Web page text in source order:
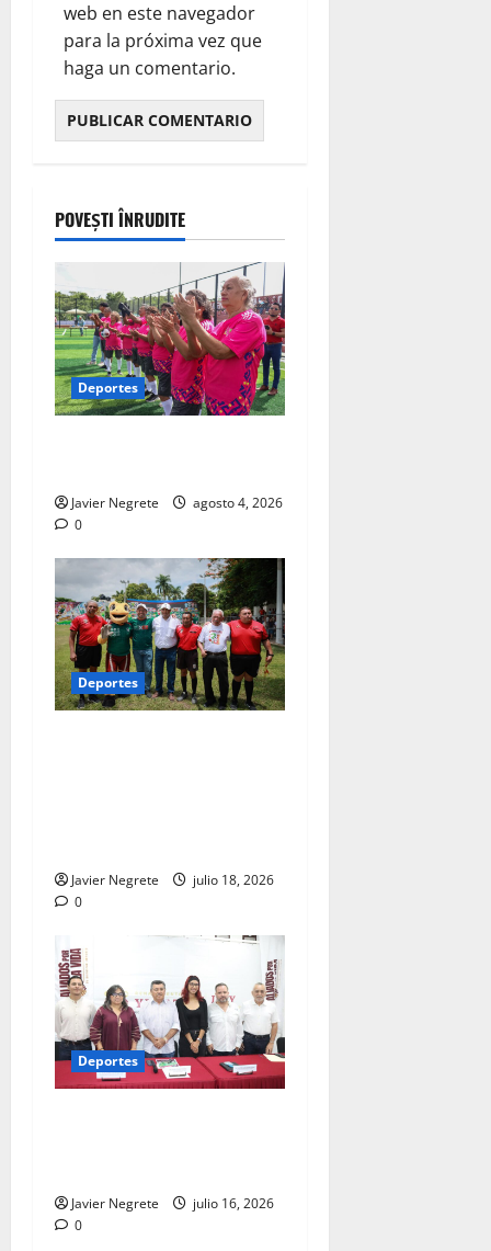
web en este navegador
para la próxima vez que
haga un comentario.
POVEȘTI ÎNRUDITE
Deportes
Javier Negrete
agosto 4, 2026
0
Deportes
Javier Negrete
julio 18, 2026
0
Deportes
Javier Negrete
julio 16, 2026
0